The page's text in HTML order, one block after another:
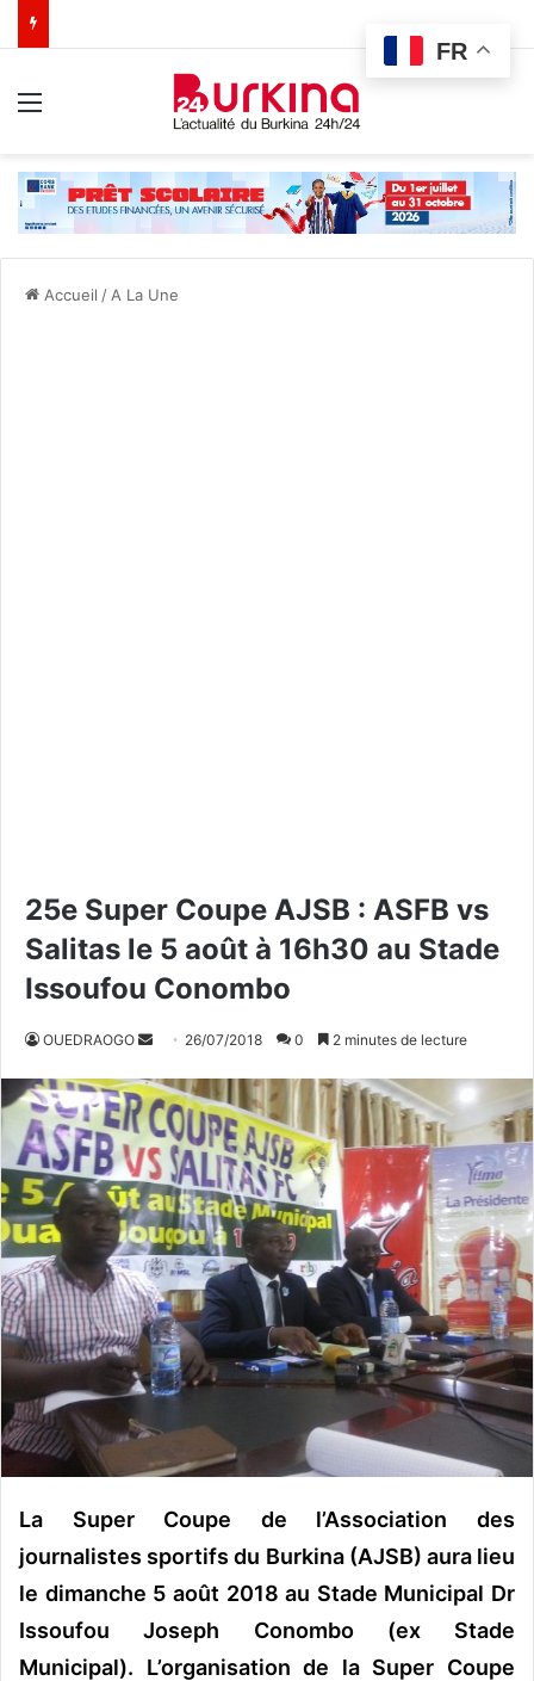
Accueil / A La Une
25e Super Coupe AJSB : ASFB vs
Salitas le 5 août à 16h30 au Stade
Issoufou Conombo
OUEDRAOGO
v
o
y
e
r
u
n
c
o
u
r
i
e
26/07/2018 0 2 minutes de lecture
La Super Coupe de l’Association des
journalistes sportifs du Burkina (AJSB) aura lieu
le dimanche 5 août 2018 au Stade Municipal Dr
Issoufou Joseph Conombo (ex Stade
Municipal). L’organisation de la Super Coupe
FR